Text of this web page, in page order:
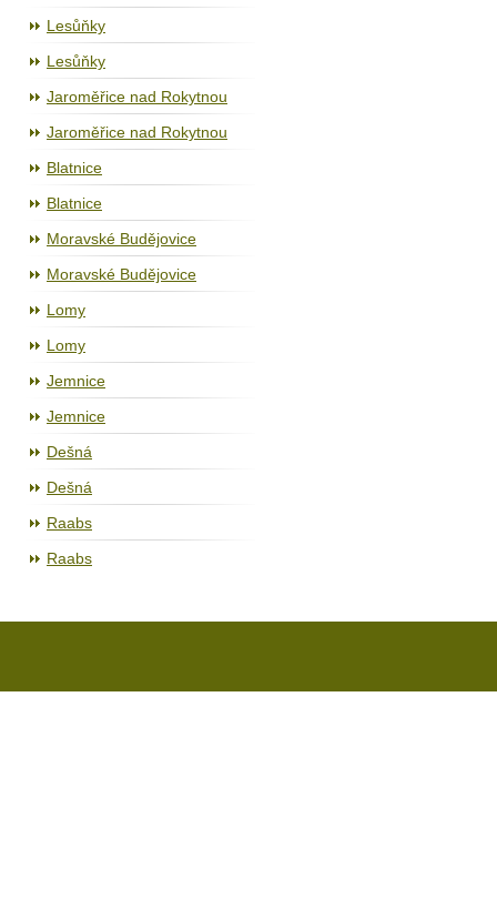
Lesůňky
Lesůňky
Jaroměřice nad Rokytnou
Jaroměřice nad Rokytnou
Blatnice
Blatnice
Moravské Budějovice
Moravské Budějovice
Lomy
Lomy
Jemnice
Jemnice
Dešná
Dešná
Raabs
Raabs